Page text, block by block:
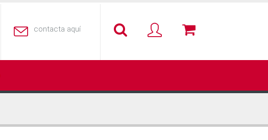
contacta aquí